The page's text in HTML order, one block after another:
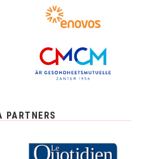
PARTNERS